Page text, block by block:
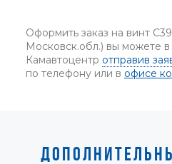
Оформить заказ на винт
Московск.обл.) вы можете
Камавтоцентр отправив
по телефону или в офисе